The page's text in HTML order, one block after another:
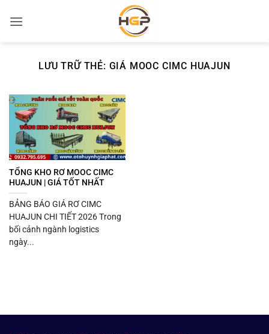
qua
LƯU TRỮ THẺ: GIÁ MOOC CIMC HUAJUN
TỔNG KHO RƠ MOOC CIMC
HUAJUN | GIÁ TỐT NHẤT
BẢNG BÁO GIÁ RƠ CIMC
HUAJUN CHI TIẾT 2026 Trong
bối cảnh ngành logistics
ngày...